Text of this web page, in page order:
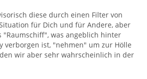
diese durch einen Filter von
für Dich und für Andere, aber
"Raumschiff", was angeblich hinter
verborgen ist, "nehmen" um zur Hölle
wir aber sehr wahrscheinlich in der